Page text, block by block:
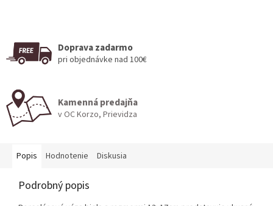
Doprava zadarmo
pri objednávke nad 100€
Kamenná predajňa
v OC Korzo, Prievidza
Popis Hodnotenie Diskusia
Podrobný popis